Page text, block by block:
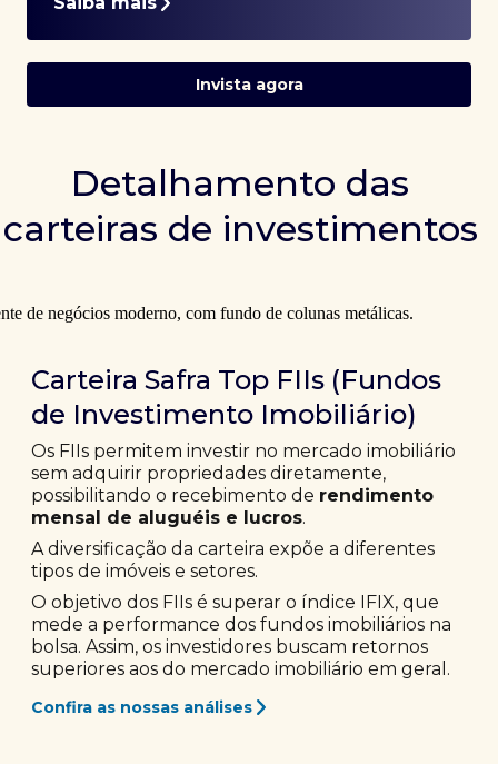
Invista agora
Detalhamento das
carteiras de investimentos
Carteira Safra Top FIIs (Fundos
de Investimento Imobiliário)
Os FIIs permitem investir no mercado imobiliário
sem adquirir propriedades diretamente,
possibilitando o recebimento de rendimento
mensal de aluguéis e lucros.
A diversificação da carteira expõe a diferentes
tipos de imóveis e setores.
O objetivo dos FIIs é superar o índice IFIX, que
mede a performance dos fundos imobiliários na
bolsa. Assim, os investidores buscam retornos
superiores aos do mercado imobiliário em geral.
Confira as nossas análises